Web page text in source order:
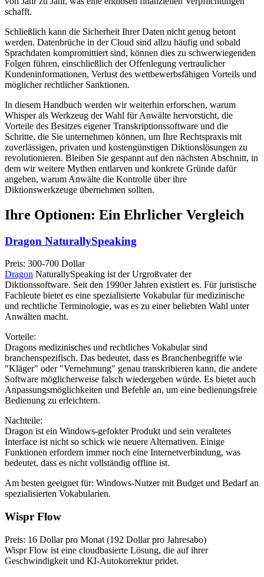
schafft.
Schließlich kann die Sicherheit Ihrer Daten nicht genug betont
werden. Datenbrüche in der Cloud sind allzu häufig und sobald
Sprachdaten kompromittiert sind, können dies zu schwerwiegenden
Folgen führen, einschließlich der Offenlegung vertraulicher
Kundeninformationen, Verlust des wettbewerbsfähigen Vorteils und
möglicher rechtlicher Sanktionen.
In diesem Handbuch werden wir weiterhin erforschen, warum
Whisper als Werkzeug der Wahl für Anwälte hervorsticht, die
Vorteile des Besitzes eigener Transkriptionssoftware und die
Schritte, die Sie unternehmen können, um Ihre Rechtspraxis mit
zuverlässigen, privaten und kostengünstigen Diktionslösungen zu
revolutionieren. Bleiben Sie gespannt auf den nächsten Abschnitt, in
dem wir weitere Mythen entlarven und konkrete Gründe dafür
angeben, warum Anwälte die Kontrolle über ihre
Diktionswerkzeuge übernehmen sollten.
Ihre Optionen: Ein Ehrlicher Vergleich
Dragon NaturallySpeaking
Preis: 300-700 Dollar
Dragon NaturallySpeaking ist der Urgroßvater der
Diktionssoftware. Seit den 1990er Jahren existiert es. Für juristische
Fachleute bietet es eine spezialisierte Vokabular für medizinische
und rechtliche Terminologie, was es zu einer beliebten Wahl unter
Anwälten macht.
Vorteile:
Dragons medizinisches und rechtliches Vokabular sind
branchenspezifisch. Das bedeutet, dass es Branchenbegriffe wie
"Kläger" oder "Vernehmung" genau transkribieren kann, die andere
Software möglicherweise falsch wiedergeben würde. Es bietet auch
Anpassungsmöglichkeiten und Befehle an, um eine bedienungsfreie
Bedienung zu erleichtern.
Nachteile:
Dragon ist ein Windows-gefokter Produkt und sein veraltetes
Interface ist nicht so schick wie neuere Alternativen. Einige
Funktionen erfordern immer noch eine Internetverbindung, was
bedeutet, dass es nicht vollständig offline ist.
Am besten geeignet für: Windows-Nutzer mit Budget und Bedarf an
spezialisierten Vokabularien.
Wispr Flow
Preis: 16 Dollar pro Monat (192 Dollar pro Jahresabo)
Wispr Flow ist eine cloudbasierte Lösung, die auf ihrer
Geschwindigkeit und KI-Autokorrektur pridet.